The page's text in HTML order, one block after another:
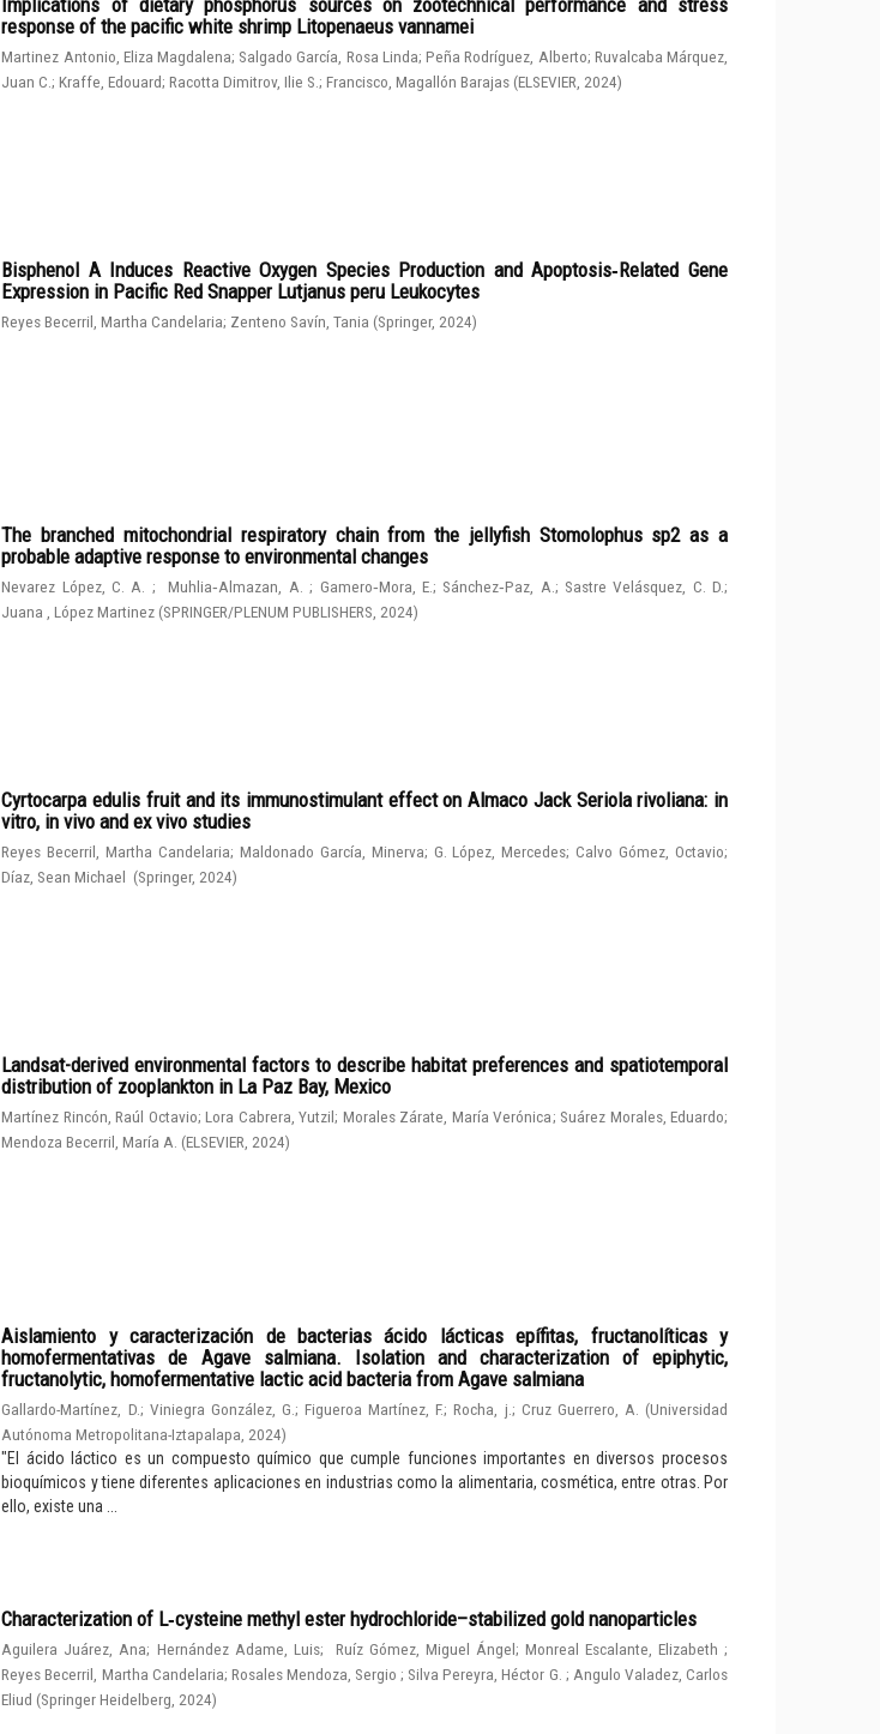
response of the pacific white shrimp Litopenaeus vannamei
Martinez Antonio, Eliza Magdalena; Salgado García, Rosa Linda;Peña Rodríguez, Alberto; Ruvalcaba Márquez,
Juan C.;Kraffe, Edouard;Racotta Dimitrov, Ilie S.;Francisco, Magallón Barajas (ELSEVIER 2024)
Bisphenol A Induces Reactive Oxygen Species Production and Apoptosis‑Related Gene
Expression in Pacific Red Snapper Lutjanus peru Leukocytes
Reyes Becerril, Martha Candelaria; Zenteno Savín, Tania (Springer, 2024)
The branched mitochondrial respiratory chain from the jellyfish Stomolophus sp2 as a
probable adaptive response to environmental changes
Nevarez López, C. A. ; Muhlia‑Almazan, A.; Gamero‑Mora, E.; Sánchez‑Paz, A. ; Sastre Velásquez, C. D.;
Juana , López Martinez (SPRINGER/PLENUM PUBLISHERS 2024)
Cyrtocarpa edulis fruit and its immunostimulant effect on Almaco Jack Seriola rivoliana: in
vitro, in vivo and ex vivo studies
Reyes Becerril, Martha Candelaria; Maldonado García, Minerva; G. López, Mercedes;Calvo Gómez, Octavio;
Díaz, Sean Michael (Springer, 2024)
Landsat-derived environmental factors to describe habitat preferences and spatiotemporal
distribution of zooplankton in La Paz Bay, Mexico
Martínez Rincón, Raúl Octavio;Lora Cabrera, Yutzil; Morales Zárate, María Verónica; Suárez Morales, Eduardo;
Mendoza Becerril, María A. (ELSEVIER, 2024)
Aislamiento y caracterización de bacterias ácido lácticas epífitas, fructanolíticas y
homofermentativas de Agave salmiana. Isolation and characterization of epiphytic,
fructanolytic, homofermentative lactic acid bacteria from Agave salmiana
Gallardo-Martínez, D.; Viniegra González, G. ; Figueroa Martínez, F.;Rocha, j. ; Cruz Guerrero, A. (Universidad
Autónoma Metropolitana-Iztapalapa 2024)
"El ácido láctico es un compuesto químico que cumple funciones importantes en diversos procesos
bioquímicos y tiene diferentes aplicaciones en industrias como la alimentaria, cosmética, entre otras. Por
ello, existe una ...
Characterization of L‑cysteine methyl ester hydrochloride–stabilized gold nanoparticles
Aguilera Juárez, Ana; Hernández Adame, Luis; Ruíz Gómez, Miguel Ángel; Monreal Escalante, Elizabeth;
Reyes Becerril, Martha Candelaria; Rosales Mendoza, Sergio; Silva Pereyra, Héctor G. ; Angulo Valadez, Carlos
Eliud (Springer Heidelberg, 2024)